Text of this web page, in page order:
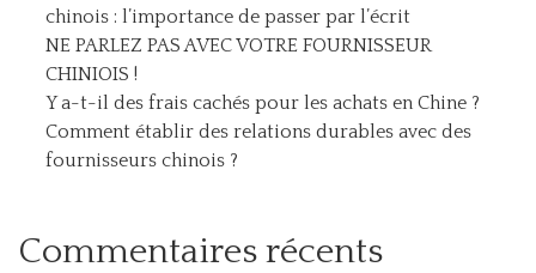
chinois : l’importance de passer par l’écrit
NE PARLEZ PAS AVEC VOTRE FOURNISSEUR
CHINIOIS !
Y a-t-il des frais cachés pour les achats en Chine ?
Comment établir des relations durables avec des
fournisseurs chinois ?
Commentaires récents